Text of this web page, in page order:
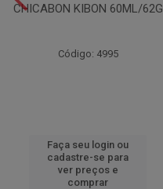
CHICABON KIBON 60ML/62G
Código: 4995
Faça seu login ou
cadastre-se para
ver preços e
comprar